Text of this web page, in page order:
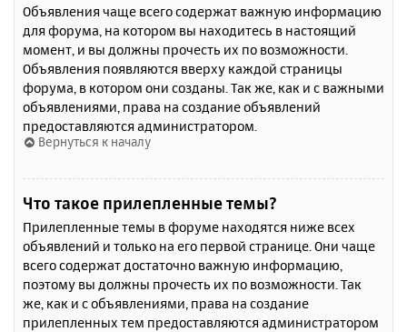
Объявления чаще всего содержат важную информацию
для форума, на котором вы находитесь в настоящий
момент, и вы должны прочесть их по возможности.
Объявления появляются вверху каждой страницы
форума, в котором они созданы. Так же, как и с важными
объявлениями, права на создание объявлений
предоставляются администратором.
Вернуться к началу
Что такое прилепленные темы?
Прилепленные темы в форуме находятся ниже всех
объявлений и только на его первой странице. Они чаще
всего содержат достаточно важную информацию,
поэтому вы должны прочесть их по возможности. Так
же, как и с объявлениями, права на создание
прилепленных тем предоставляются администратором